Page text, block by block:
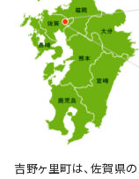
吉野ヶ里町は、佐賀県